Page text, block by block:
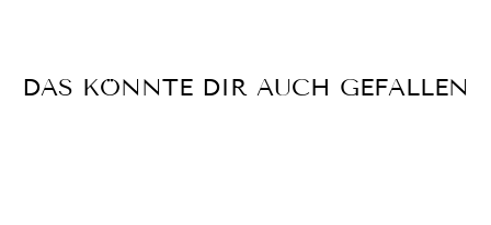
DAS KÖNNTE DIR AUCH GEFALLEN